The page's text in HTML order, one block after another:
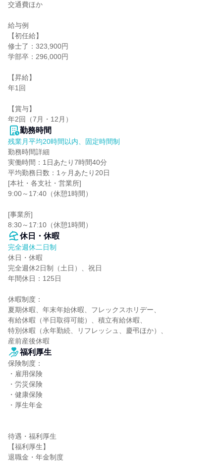
交通費ほか
給与例
【初任給】
修士了：323,900円
学部卒：296,000円
【昇給】
年1回
【賞与】
年2回（7月・12月）
勤務時間
残業月平均20時間以内、固定時間制
勤務時間詳細
実働時間：1日あたり7時間40分
平均勤務日数：1ヶ月あたり20日
[本社・各支社・営業所]
9:00～17:40（休憩1時間）
[事業所]
8:30～17:10（休憩1時間）
休日・休暇
完全週休二日制
休日・休暇
完全週休2日制（土日）、祝日
年間休日：125日
休暇制度：
夏期休暇、年末年始休暇、フレックスホリデー、
有給休暇（半日取得可能）、積立有給休暇、
特別休暇（永年勤続、リフレッシュ、慶弔ほか）、
産前産後休暇
福利厚生
保険制度：
・雇用保険
・労災保険
・健康保険
・厚生年金
待遇・福利厚生
【福利厚生】
退職金・年金制度